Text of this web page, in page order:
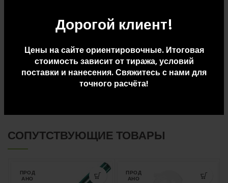
Дорогой клиент!
Цены на сайте ориентировочные. Итоговая
стоимость зависит от тиража, условий
поставки и нанесения. Свяжитесь с нами для
точного расчёта!
Вес упаковки: 1.55
ДОПОЛНИТЕЛЬНАЯ ИНФОРМАЦИЯ
ДОСТАВКА И ОПЛАТА
СОПУТСТВУЮЩИЕ ТОВАРЫ
ПРОД
АНО
ПРОД
АНО